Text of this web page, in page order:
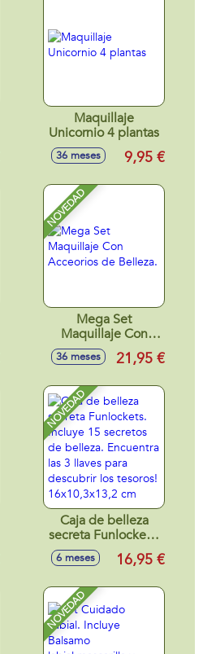
Maquillaje
Unicornio 4 plantas
36 meses 9,95 €
NOVEDAD
Mega Set
Maquillaje Con
Acceorios de
Belleza.
36 meses 21,95 €
NOVEDAD
Caja de belleza
secreta Funlockets.
Incluye 15 secretos
de belleza.
llaves para
descubrir los
tesoros!
16x10,3x13,2 cm
6 meses 16,95 €
NOVEDAD